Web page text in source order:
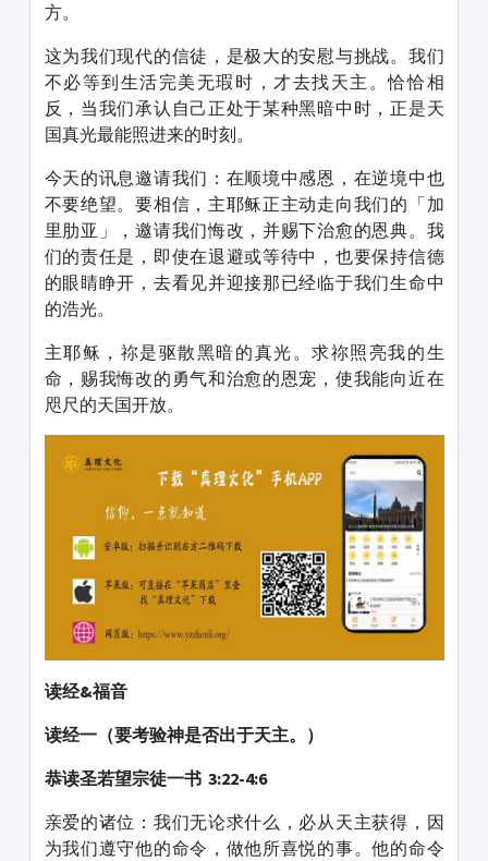
方。
这为我们现代的信徒，是极大的安慰与挑战。我们
不必等到生活完美无瑕时，才去找天主。恰恰相
反，当我们承认自己正处于某种黑暗中时，正是天
国真光最能照进来的时刻。
今天的讯息邀请我们：在顺境中感恩，在逆境中也
不要绝望。要相信，主耶稣正主动走向我们的「加
里肋亚」，邀请我们悔改，并赐下治愈的恩典。我
们的责任是，即使在退避或等待中，也要保持信德
的眼睛睁开，去看见并迎接那已经临于我们生命中
的浩光。
主耶稣，祢是驱散黑暗的真光。求祢照亮我的生
命，赐我悔改的勇气和治愈的恩宠，使我能向近在
咫尺的天国开放。
读经&福音
读经一（要考验神是否出于天主。）
恭读圣若望宗徒一书 3:22-4:6
亲爱的诸位：我们无论求什么，必从天主获得，因
为我们遵守他的命令，做他所喜悦的事。他的命令